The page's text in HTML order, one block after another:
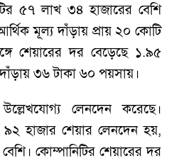
৫৭ লাখ ৩৪ হাজারের বেশি
মূল্য দাঁড়ায় প্রায় ২০ কোটি
শেয়ারের দর বেড়েছে ১.৯৫
৩৬ টাকা ৬০ পয়সায়।
লেনদেন করেছে।
৯২ হাজার শেয়ার লেনদেন হয়,
কোম্পানিটির শেয়ারের দর